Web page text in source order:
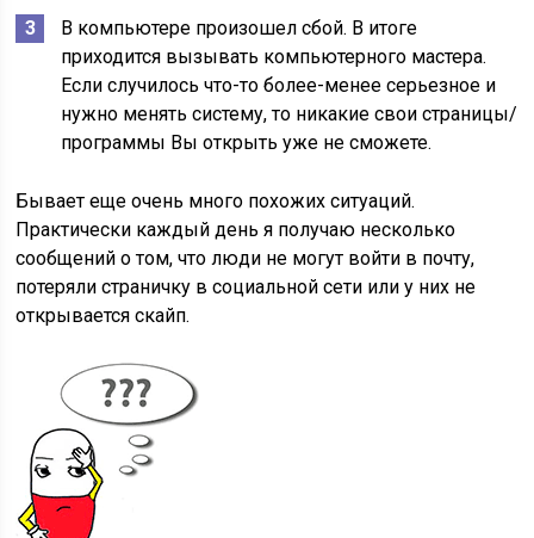
В компьютере произошел сбой. В итоге
приходится вызывать компьютерного мастера.
Если случилось что-то более-менее серьезное и
нужно менять систему, то никакие свои страницы/
программы Вы открыть уже не сможете.
Бывает еще очень много похожих ситуаций.
Практически каждый день я получаю несколько
сообщений о том, что люди не могут войти в почту,
потеряли страничку в социальной сети или у них не
открывается скайп.